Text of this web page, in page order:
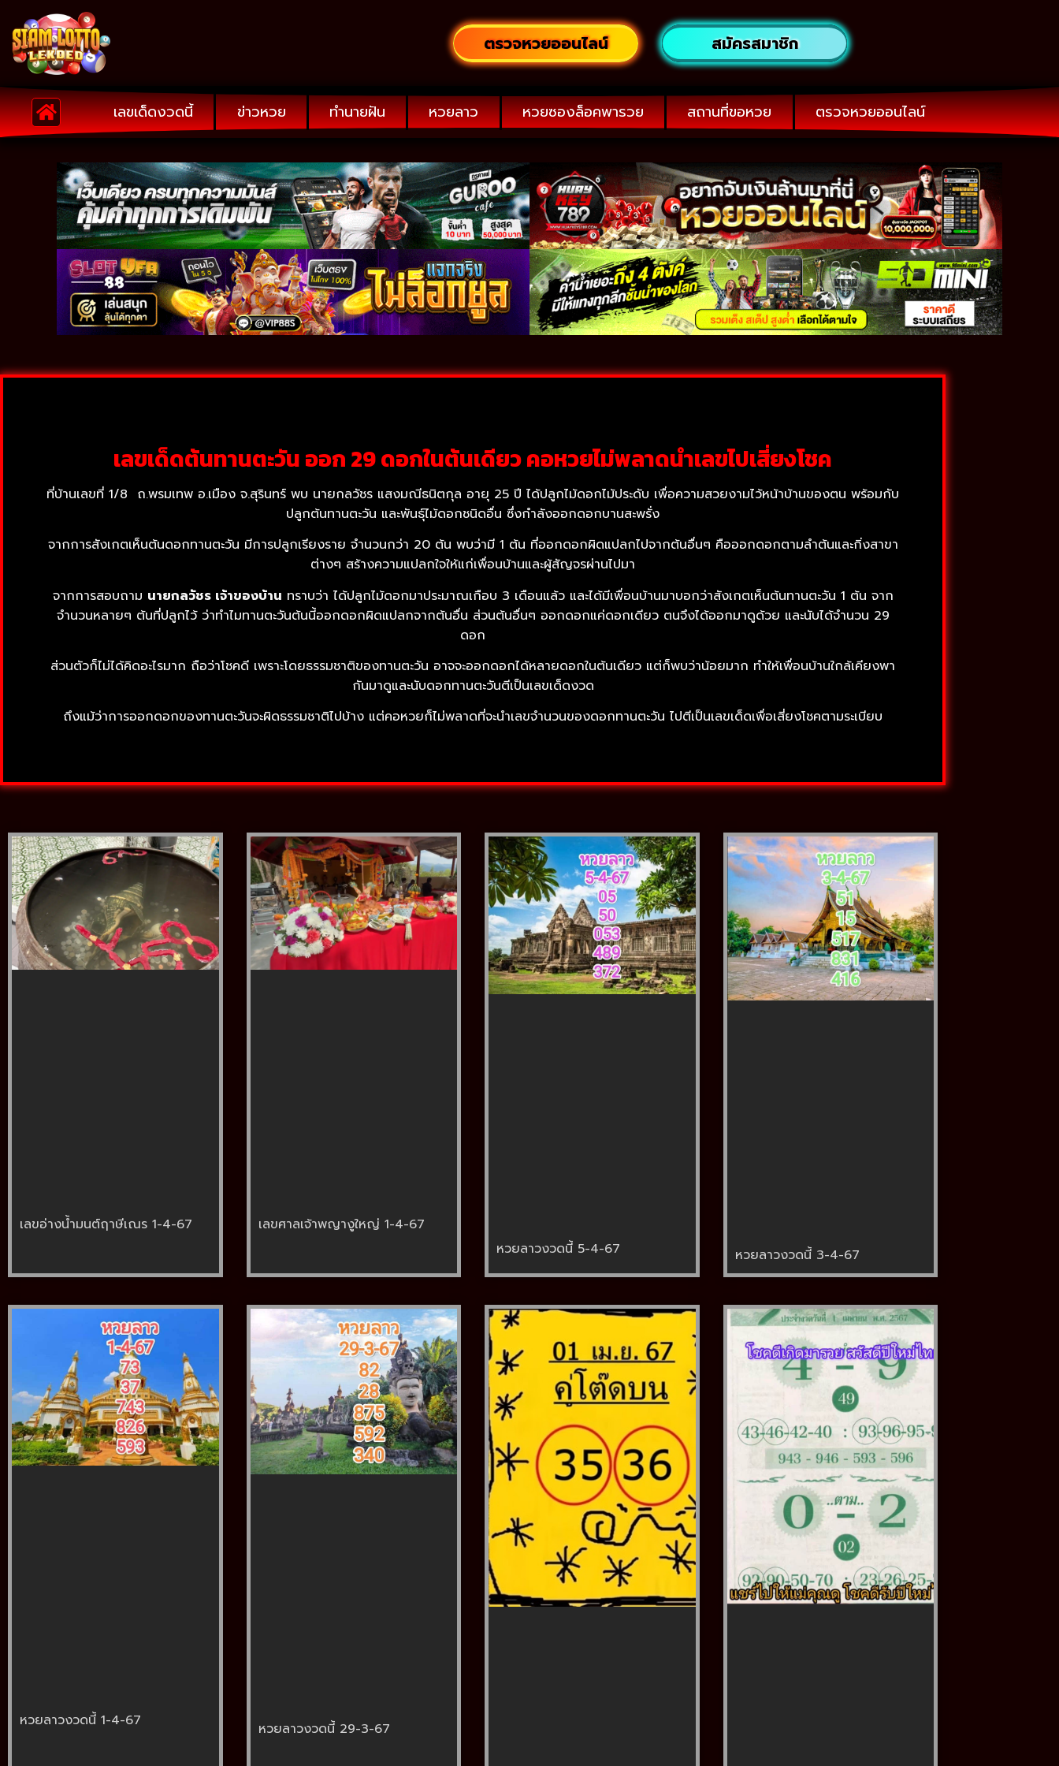
ตรวจหวยออนไลน์ สมัครสมาชิก
เลขเด็ดงวดนี้ ข่าวหวย ทำนายฝัน หวยลาว หวยซองล็อคพารวย สถานที่ขอหวย ตรวจหวยออนไลน์
เลขเด็ดต้นทานตะวัน ออก 29 ดอกในต้นเดียว คอหวยไม่พลาดนำเลขไปเสี่ยงโชค
ที่บ้านเลขที่ 1/8 ถ.พรมเทพ อ.เมือง จ.สุรินทร์ พบ นายกลวัชร แสงมณีธนิตกุล อายุ 25 ปี ได้ปลูกไม้ดอกไม้ประดับ เพื่อความสวยงามไว้หน้าบ้านของตน พร้อมกับ
ปลูกต้นทานตะวัน และพันธุ์ไม้ดอกชนิดอื่น ซึ่งกำลังออกดอกบานสะพรั่ง
จากการสังเกตเห็นต้นดอกทานตะวัน มีการปลูกเรียงราย จำนวนกว่า 20 ต้น พบว่ามี 1 ต้น ที่ออกดอกผิดแปลกไปจากต้นอื่นๆ คือออกดอกตามลำต้นและกิ่งสาขา
ต่างๆ สร้างความแปลกใจให้แก่เพื่อนบ้านและผู้สัญจรผ่านไปมา
จากการสอบถาม นายกลวัชร เจ้าของบ้าน ทราบว่า ได้ปลูกไม้ดอกมาประมาณเกือบ 3 เดือนแล้ว และได้มีเพื่อนบ้านมาบอกว่าสังเกตเห็นต้นทานตะวัน 1 ต้น จาก
จำนวนหลายๆ ต้นที่ปลูกไว้ ว่าทำไมทานตะวันต้นนี้ออกดอกผิดแปลกจากต้นอื่น ส่วนต้นอื่นๆ ออกดอกแค่ดอกเดียว ตนจึงได้ออกมาดูด้วย และนับได้จำนวน 29
ดอก
ส่วนตัวก็ไม่ได้คิดอะไรมาก ถือว่าโชคดี เพราะโดยธรรมชาติของทานตะวัน อาจจะออกดอกได้หลายดอกในต้นเดียว แต่ก็พบว่าน้อยมาก ทำให้เพื่อนบ้านใกล้เคียงพา
กันมาดูและนับดอกทานตะวันตีเป็นเลขเด็ดงวด
ถึงแม้ว่าการออกดอกของทานตะวันจะผิดธรรมชาติไปบ้าง แต่คอหวยก็ไม่พลาดที่จะนำเลขจำนวนของดอกทานตะวัน ไปตีเป็นเลขเด็ดเพื่อเสี่ยงโชคตามระเบียบ
เลขอ่างน้ำมนต์ฤาษีเณร 1-4-67
เลขศาลเจ้าพญางูใหญ่ 1-4-67
หวยลาวงวดนี้ 5-4-67
หวยลาวงวดนี้ 3-4-67
หวยลาวงวดนี้ 1-4-67 หวยลาวงวดนี้ 29-3-67